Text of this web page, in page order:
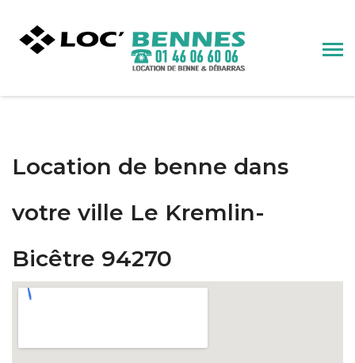
Location de benne dans
votre ville Le Kremlin-
Bicêtre 94270